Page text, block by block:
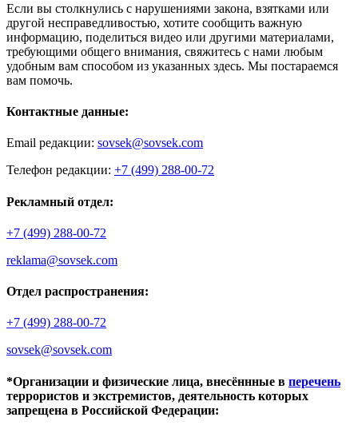
Если вы столкнулись с нарушениями закона, взятками или
другой несправедливостью, хотите сообщить важную
информацию, поделиться видео или другими материалами,
требующими общего внимания, свяжитесь с нами любым
удобным вам способом из указанных здесь. Мы постараемся
вам помочь.
Контактные данные:
Email редакции: sovsek@sovsek.com
Телефон редакции: +7 (499) 288-00-72
Рекламный отдел:
+7 (499) 288-00-72
reklama@sovsek.com
Отдел распространения:
+7 (499) 288-00-72
sovsek@sovsek.com
*Организации и физические лица, внесённные в перечень
террористов и экстремистов, деятельность которых
запрещена в Российской Федерации: